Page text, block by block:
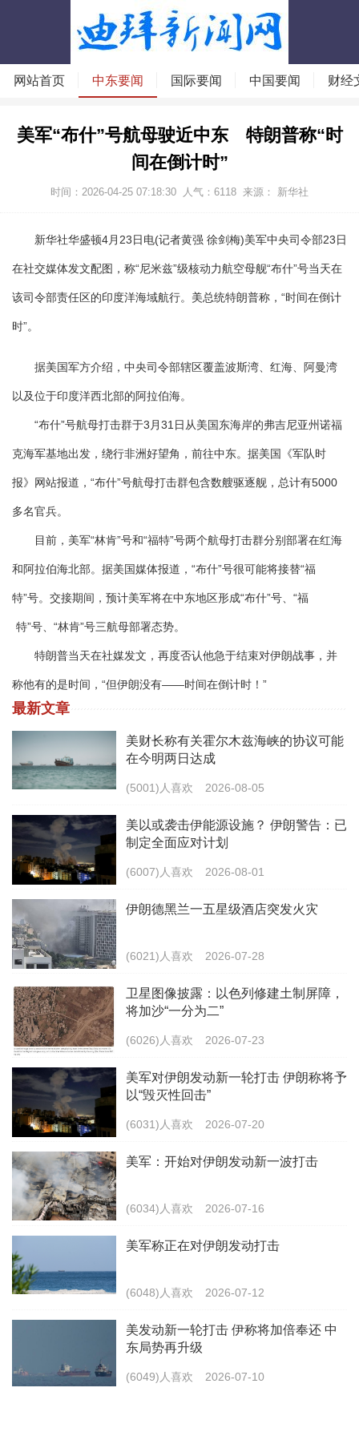
网站首页 中东要闻 国际要闻 中国要闻 财经
美军“布什”号航母驶近中东 特朗普称“时
间在倒计时”
时间：2026-04-25 07:18:30 人气： 6118 来源： 新华社
新华社华盛顿4月23日电(记者黄强 徐剑梅)美军中央司令部23日
在社交媒体发文配图，称“尼米兹”级核动力航空母舰“布什”号当天在
该司令部责任区的印度洋海域航行。美总统特朗普称，“时间在倒计
时”。
据美国军方介绍，中央司令部辖区覆盖波斯湾、红海、阿曼湾
以及位于印度洋西北部的阿拉伯海。
“布什”号航母打击群于3月31日从美国东海岸的弗吉尼亚州诺福
克海军基地出发，绕行非洲好望角，前往中东。据美国《军队时
报》网站报道，“布什”号航母打击群包含数艘驱逐舰，总计有5000
多名官兵。
目前，美军“林肯”号和“福特”号两个航母打击群分别部署在红海
和阿拉伯海北部。据美国媒体报道，“布什”号很可能将接替“福
特”号。交接期间，预计美军将在中东地区形成“布什”号、“福
特”号、“林肯”号三航母部署态势。
特朗普当天在社媒发文，再度否认他急于结束对伊朗战事，并
称他有的是时间，“但伊朗没有——时间在倒计时！”
最新文章
美财长称有关霍尔木兹海峡的协议可能
在今明两日达成
(5001)人喜欢 2026-08-05
美以或袭击伊能源设施？ 伊朗警告：已
制定全面应对计划
(6007)人喜欢 2026-08-01
伊朗德黑兰一五星级酒店突发火灾
(6021)人喜欢 2026-07-28
卫星图像披露：以色列修建土制屏障，
将加沙“一分为二”
(6026)人喜欢 2026-07-23
美军对伊朗发动新一轮打击 伊朗称将予
以“毁灭性回击”
(6031)人喜欢 2026-07-20
美军：开始对伊朗发动新一波打击
(6034)人喜欢 2026-07-16
美军称正在对伊朗发动打击
(6048)人喜欢 2026-07-12
美发动新一轮打击 伊称将加倍奉还 中
东局势再升级
(6049)人喜欢 2026-07-10